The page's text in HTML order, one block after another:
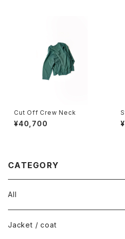
Cut Off Crew Neck
¥40,700
n
CATEGORY
All
Jacket / coat